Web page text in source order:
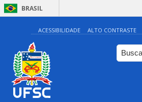
BRASIL
ACESSIBILIDADE ALTO CONTRASTE